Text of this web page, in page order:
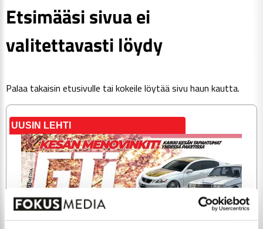
KILPAILUT
TEKNIIKKA
ARTIKKELIT
TILAA
Etsimääsi sivua ei
valitettavasti löydy
Palaa takaisin etusivulle tai kokeile löytää sivu haun kautta.
UUSIN LEHTI